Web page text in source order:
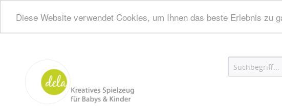
Diese Website verwendet Cookies, um Ihnen das beste Erlebnis zu